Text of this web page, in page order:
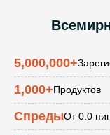
5,000,000+
1,000+Продуктов
СпредыОт 0.0